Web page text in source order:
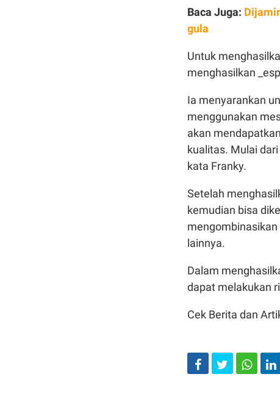
Baca Juga:
gula
Untuk
menghasilkan
Ia menyarankan
menggunakan
akan
kualitas. Mulai
kata Franky.
Setelah
kemudian bisa
lainnya.
Dalam
dapat melakukan
Cek Berita dan